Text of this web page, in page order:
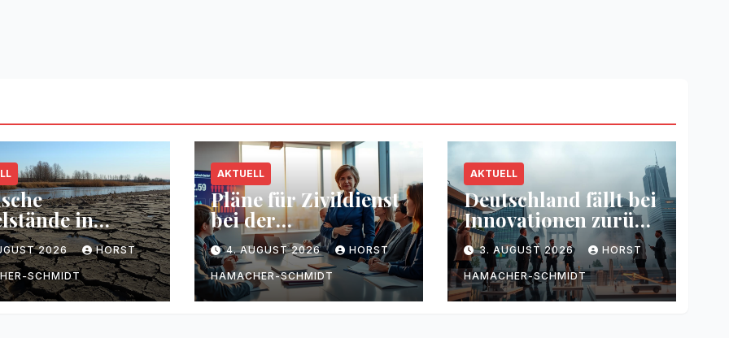
in
durch
2026 HORST
SCHMIDT
AKTUELL
Pläne für Zivildienst
bei der
Bundesregierung
4. AUGUST 2026 HORST
HAMACHER-SCHMIDT
AKTUELL
Deutschland fällt bei
Innovationen zurück
– Warum
3. AUGUST 2026 HORST
HAMACHER-SCHMIDT